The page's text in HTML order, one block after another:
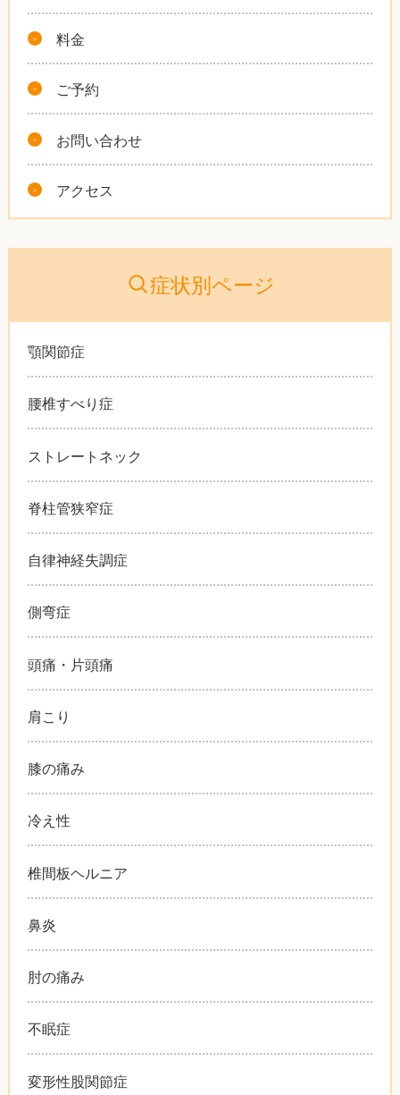
料金
ご予約
お問い合わせ
アクセス
症状別ページ
顎関節症
腰椎すべり症
ストレートネック
脊柱管狭窄症
自律神経失調症
側弯症
頭痛・片頭痛
肩こり
膝の痛み
冷え性
椎間板ヘルニア
鼻炎
肘の痛み
不眠症
変形性股関節症